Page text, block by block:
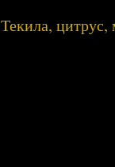
Текила, цитрус,